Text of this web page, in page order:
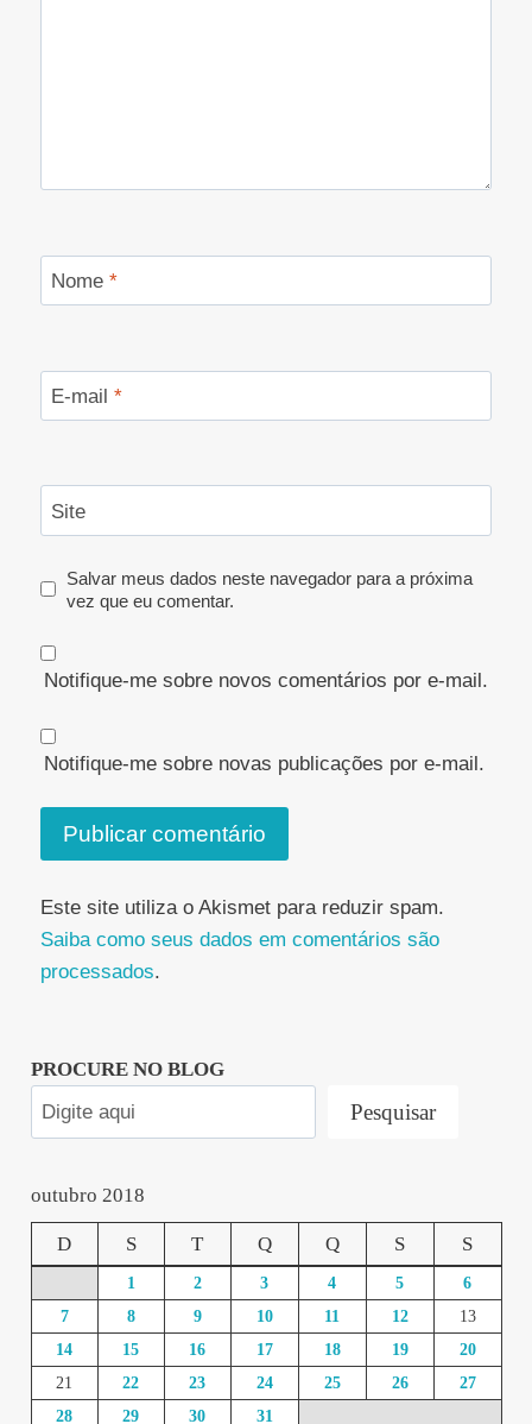
Nome *
E-mail *
Site
Salvar meus dados neste navegador para a próxima
vez que eu comentar.
Notifique-me sobre novos comentários por e-mail.
Notifique-me sobre novas publicações por e-mail.
Este site utiliza o Akismet para reduzir spam.
Saiba como seus dados em comentários são
processados.
PROCURE NO BLOG
Pesquisar
outubro 2018
D S T Q Q S S
1 2 3 4 5
6
7
8 9 10 11 12
13
14
15 16 17 18 19
20
21
22 23 24 25 26
27
28
29 30 31